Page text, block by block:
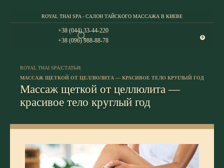
ROYAL THAI SPA - САЛОН ТАЙСКОГО МАССАЖА В КИЕВЕ
+38 (044) 33-44-220
+38 (096) 988-88-78
0
ROYAL THAI SPA|СТАТЬИ|
МАССАЖ ЩЕТКОЙ ОТ ЦЕЛЛЮЛИТА — КРАСИВОЕ ТЕЛО КРУГЛЫЙ ГОД
Массаж щеткой от целлюлита —
красивое тело круглый год